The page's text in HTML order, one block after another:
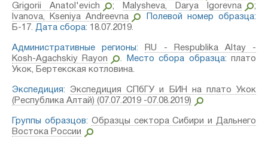
Grigorii Anatol'evich
; Malysheva, Darya Igorevna
;
Ivanova, Kseniya Andreevna
Полевой номер образца:
Б-17. Дата сбора: 18.07.2019.
Административные регионы:
RU - Respublika Altay -
Kosh-Agachskiy Rayon
. Место сбора образца: плато
Укок, Бертекская котловина.
Экспедиция:
Экспедиция СПбГУ и БИН на плато Укок
(Республика Алтай) (07.07.2019 -07.08.2019)
Группы образцов: Образцы сектора Сибири и Дальнего
Востока России